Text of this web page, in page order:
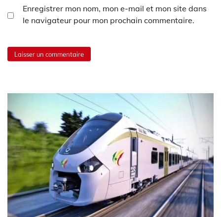
Enregistrer mon nom, mon e-mail et mon site dans
le navigateur pour mon prochain commentaire.